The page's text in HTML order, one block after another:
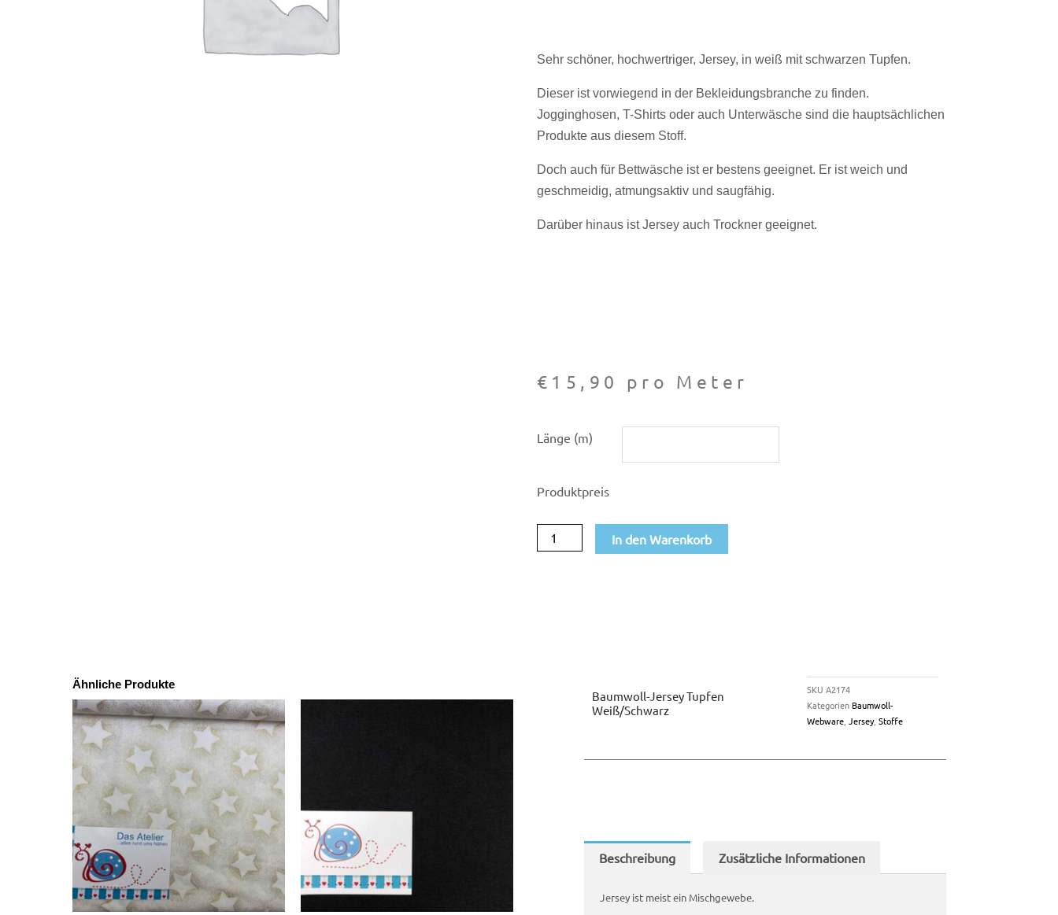
Sehr schöner, hochwertriger, Jersey, in weiß mit schwarzen Tupfen.
Dieser ist vorwiegend in der Bekleidungsbranche zu finden.
Jogginghosen, T-Shirts oder auch Unterwäsche sind die hauptsächlichen
Produkte aus diesem Stoff.
Doch auch für Bettwäsche ist er bestens geeignet. Er ist weich und
geschmeidig, atmungsaktiv und saugfähig.
Darüber hinaus ist Jersey auch Trockner geeignet.
€ 15,90 pro Meter
Länge (m)
Produktpreis
Jersey
weiß/schwarz
In den Warenkorb
Ähnliche Produkte
Baumwoll-Jersey Tupfen
Weiß/schwarz
SKU A2174
Kategorien Baumwoll-
Webware, Jersey, Stoffe
Beschreibung Zusätzliche Informationen
Jersey ist meist ein Mischgewebe.